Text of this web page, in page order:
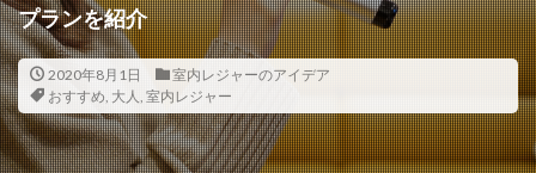
プランを紹介
2020年8月1日
室内レジャーのアイデア
おすすめ, 大人, 室内レジャー